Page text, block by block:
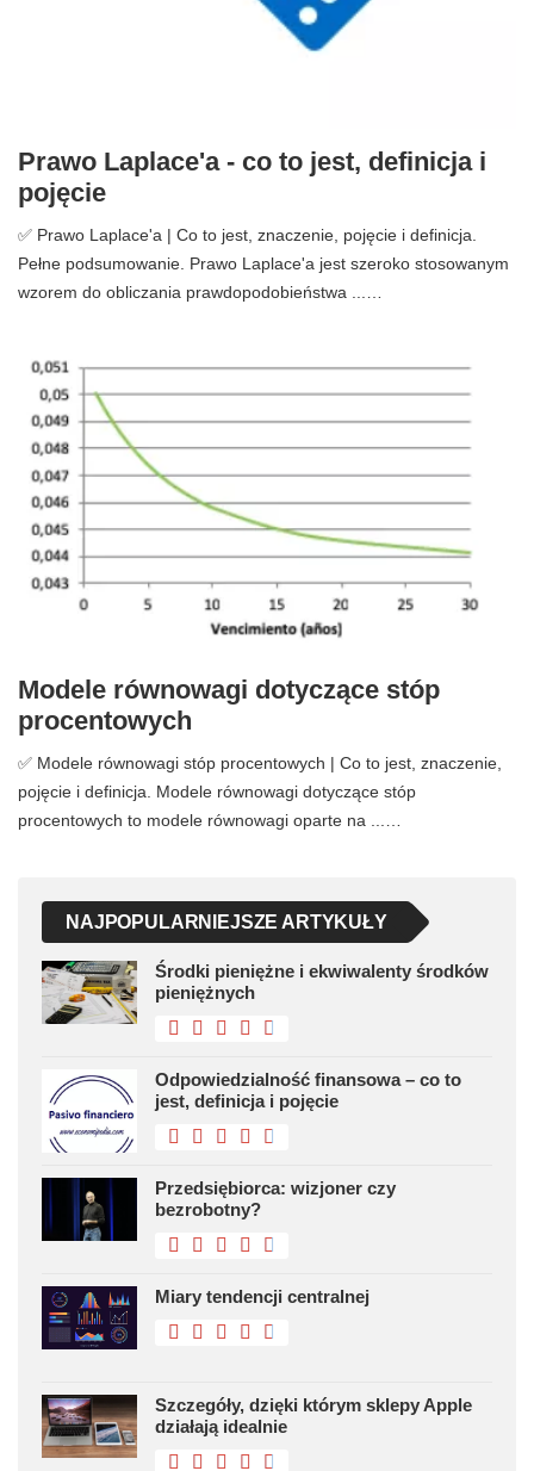
Prawo Laplace'a - co to jest, definicja i
pojęcie
✅ Prawo Laplace'a | Co to jest, znaczenie, pojęcie i definicja.
Pełne podsumowanie. Prawo Laplace'a jest szeroko stosowanym
wzorem do obliczania prawdopodobieństwa ...…
Modele równowagi dotyczące stóp
procentowych
✅ Modele równowagi stóp procentowych | Co to jest, znaczenie,
pojęcie i definicja. Modele równowagi dotyczące stóp
procentowych to modele równowagi oparte na ...…
NAJPOPULARNIEJSZE ARTYKUŁY
Środki pieniężne i ekwiwalenty środków
pieniężnych
Odpowiedzialność finansowa – co to
jest, definicja i pojęcie
Przedsiębiorca: wizjoner czy
bezrobotny?
Miary tendencji centralnej
Szczegóły, dzięki którym sklepy Apple
działają idealnie